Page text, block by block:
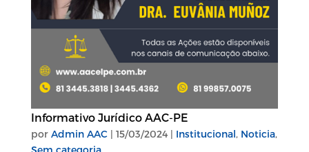
Informativo Jurídico AAC-PE
por Admin AAC| 15/03/2024| Institucional, Noticia,